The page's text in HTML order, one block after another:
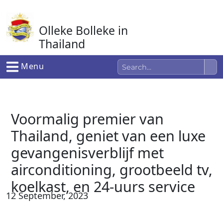
naar
de
inhoud
Olleke Bolleke in
Thailand
In Thailand
Menu
Voormalig premier van
Thailand, geniet van een luxe
gevangenisverblijf met
airconditioning, grootbeeld tv,
koelkast, en 24-uurs service
12 September, 2023